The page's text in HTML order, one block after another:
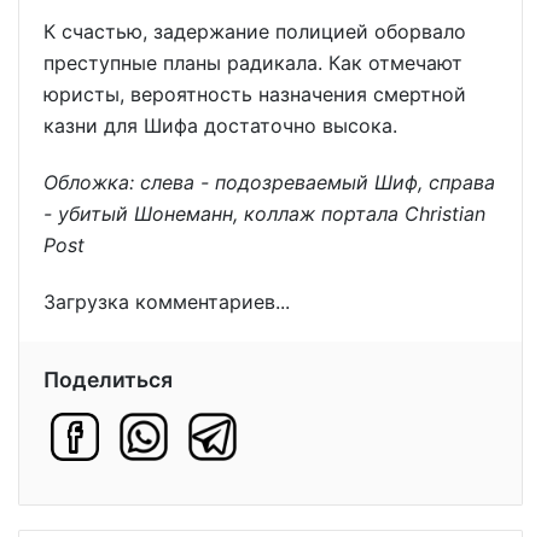
К счастью, задержание полицией оборвало
преступные планы радикала. Как отмечают
юристы, вероятность назначения смертной
казни для Шифа достаточно высока.
Обложка: слева - подозреваемый Шиф, справа
- убитый Шонеманн, коллаж портала Christian
Post
Загрузка комментариев...
Поделиться